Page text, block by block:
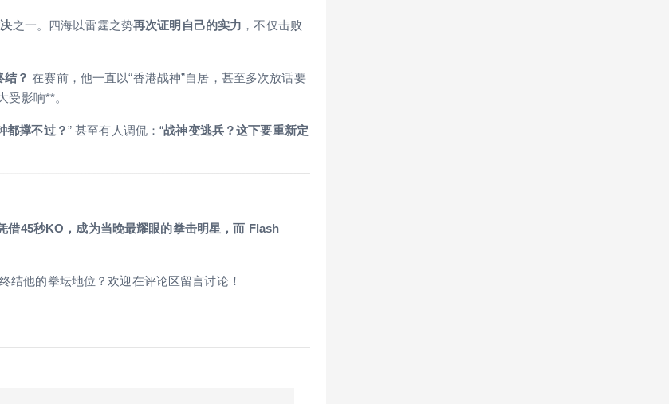
之一。四海以雷霆之势再次证明自己的实力 ，不仅击败
？ 在赛前，他一直以“香港战神”自居，甚至多次放话要
受影响**。
都撑不过？” 甚至有人调侃：“战神变逃兵？这下要重新定
借45秒KO，成为当晚最耀眼的拳击明星，而 Flash
结他的拳坛地位？欢迎在评论区留言讨论！